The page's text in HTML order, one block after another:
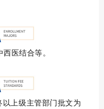
医结合等。
以上级主管部门批文为